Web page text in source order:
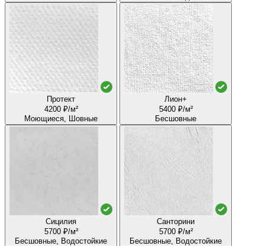
Протект
4200 ₽/м²
Моющиеся, Шовные
Лион+
5400 ₽/м²
Бесшовные
Сицилия
5700 ₽/м²
Бесшовные, Водостойкие
Санторини
5700 ₽/м²
Бесшовные, Водостойкие